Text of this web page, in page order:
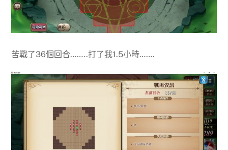
苦戰了36個回合……..打了我1.5小時…….